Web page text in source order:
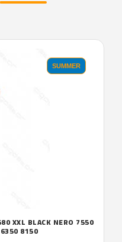
SUMMER
XXL BLACK NERO 7550
8150